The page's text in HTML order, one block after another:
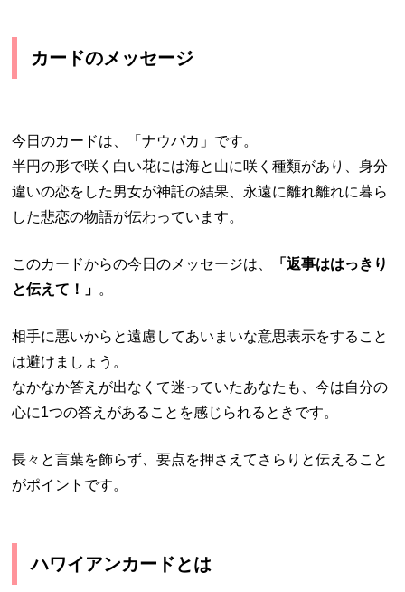
カードのメッセージ
今日のカードは、「ナウパカ」です。
半円の形で咲く白い花には海と山に咲く種類があり、身分
違いの恋をした男女が神託の結果、永遠に離れ離れに暮ら
した悲恋の物語が伝わっています。
このカードからの今日のメッセージは、
「返事ははっきり
と伝えて！」 。
相手に悪いからと遠慮してあいまいな意思表示をすること
は避けましょう。
なかなか答えが出なくて迷っていたあなたも、今は自分の
心に1つの答えがあることを感じられるときです。
長々と言葉を飾らず、要点を押さえてさらりと伝えること
がポイントです。
ハワイアンカードとは